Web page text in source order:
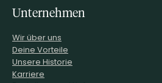
Unternehmen
Wir über uns
Deine Vorteile
Unsere Historie
Karriere